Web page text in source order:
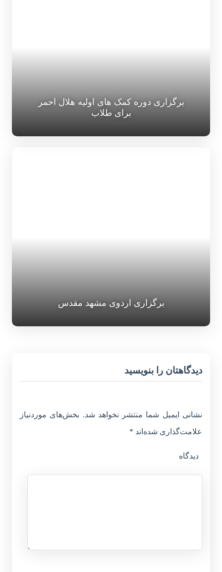
برگزاری دوره کمک های اولیه هلال احمر
برای طلاب
برگزاری اردوی مشهد مقدس
دیدگاهتان را بنویسید
نشانی ایمیل شما منتشر نخواهد شد. بخش‌های موردنیاز
علامت‌گذاری شده‌اند *
دیدگاه